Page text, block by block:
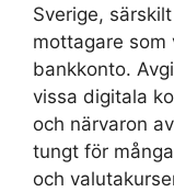
Sverige,
mottagare som
bankkonto.
vissa digitala
och närvaron
tungt för
och